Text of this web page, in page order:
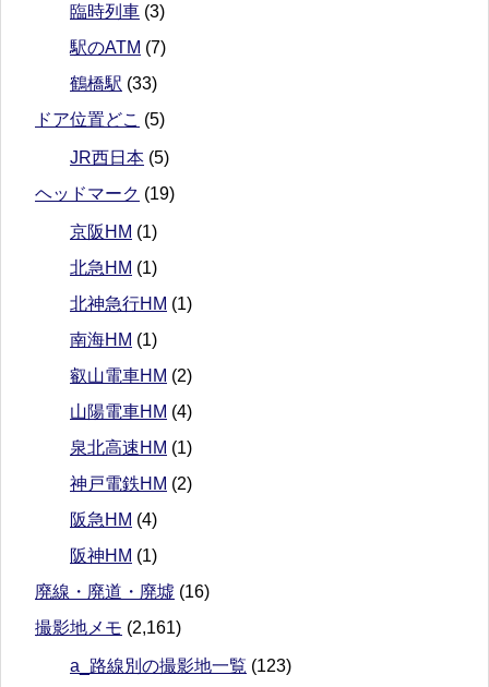
臨時列車 (3)
駅のATM (7)
鶴橋駅 (33)
ドア位置どこ (5)
JR西日本 (5)
ヘッドマーク (19)
京阪HM (1)
北急HM (1)
北神急行HM (1)
南海HM (1)
叡山電車HM (2)
山陽電車HM (4)
泉北高速HM (1)
神戸電鉄HM (2)
阪急HM (4)
阪神HM (1)
廃線・廃道・廃墟 (16)
撮影地メモ (2,161)
a_路線別の撮影地一覧 (123)